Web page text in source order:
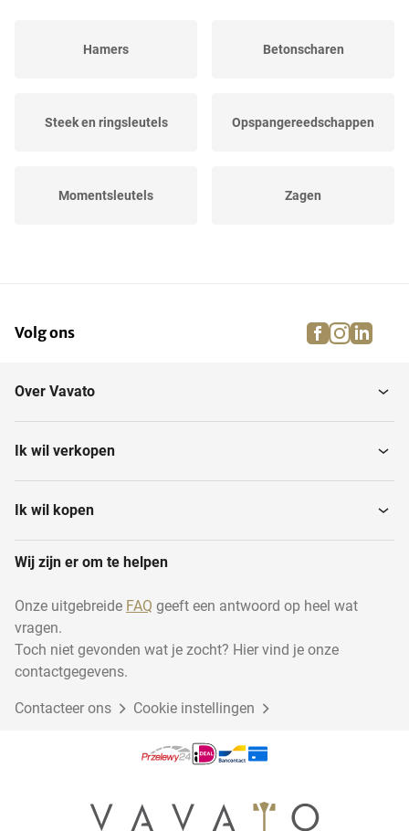
Hamers Betonscharen
Steek en ringsleutels Opspangereedschappen
Momentsleutels Zagen
Doppensets Schroevendraaiers
Aftekengereedschappen
Bankschroeven Hefboomplatenschaar
Volg ons facebook
Over Vavato
Ik wil verkopen
Ik wil kopen
Wij zijn er om te helpen
Onze uitgebreide FAQ geeft een antwoord op heel wat
vragen.
Toch niet gevonden wat je zocht? Hier vind je onze
contactgegevens.
Contacteer ons Cookie instellingen